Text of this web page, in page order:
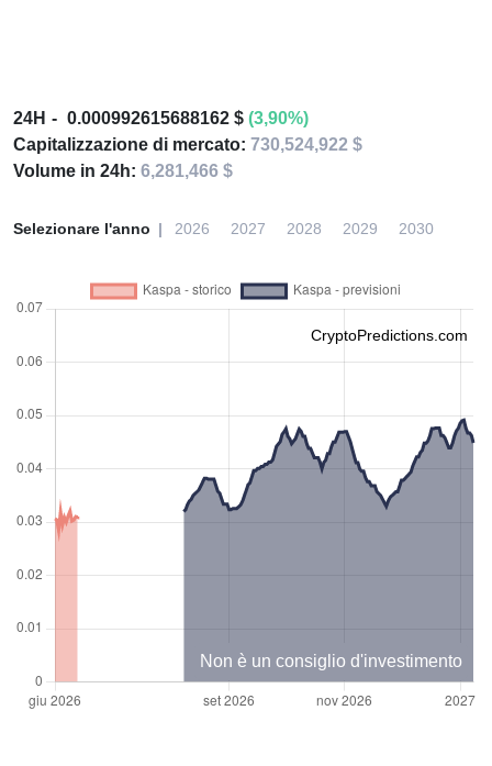
24H 0.000992615688162 $ (3,90%)
Capitalizzazione di mercato: 730,524,922 $
Volume in 24h: 6,281,466 $
Selezionare l'anno 2026 2027 2028 2029 2030
CryptoPredictions.com
Non è un consiglio d'investimento